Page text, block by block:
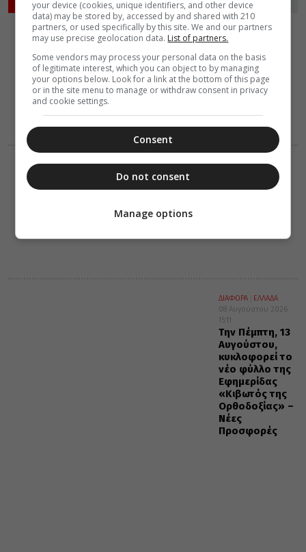
ΡΟΗ ΕΙΔΗΣΕΩΝ
VIDEOS
ΔΙΑΦΟΡΑ
08 Αυγούστου 2026
15:28
Κι αν έπεσες,
σήκω (Βίντεο)
ΔΙΑΛΟΓΟΣ
ΔΙΑΦΟΡΑ
08 Αυγούστου 2026
ΔΙΑΦΟΡΑ
ΕΛΛΑΔΑ
08 Αυγούστου 2026
15:11
Την Πέμπτη, 13
Αυγούστου,
κυκλοφορεί το
νέο φύλλο της
Εφημερίδας
«Κιβωτός της
Ορθοδοξίας» –
Νέες
Προσφορές
your device (cookies, unique identifiers, and other device
data) may be stored by, accessed by and shared with 210
partners, or used specifically by this site. We and our partners
may use precise geolocation data. List of partners.
Some vendors may process your personal data on the basis
of legitimate interest, which you can object to by managing
your options below. Look for a link at the bottom of this page
or in the site menu to manage or withdraw consent in privacy
and cookie settings.
Consent
Do not consent
Manage options